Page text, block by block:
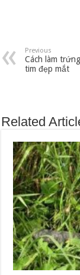
Previous
Cách làm
tim đẹp mắt
Related